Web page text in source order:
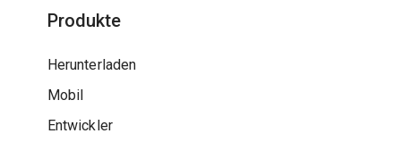
Produkte
Herunterladen
Mobil
Entwickler